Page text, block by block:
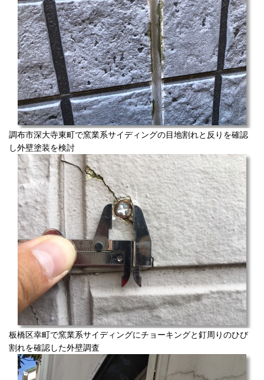
調布市深大寺東町で窯業系サイディングの目地割れと反りを確認
し外壁塗装を検討
板橋区幸町で窯業系サイディングにチョーキングと釘周りのひび
割れを確認した外壁調査